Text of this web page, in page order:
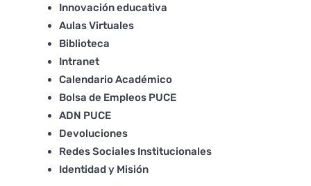
Innovación educativa
Aulas Virtuales
Biblioteca
Intranet
Calendario Académico
Bolsa de Empleos PUCE
ADN PUCE
Devoluciones
Redes Sociales Institucionales
Identidad y Misión